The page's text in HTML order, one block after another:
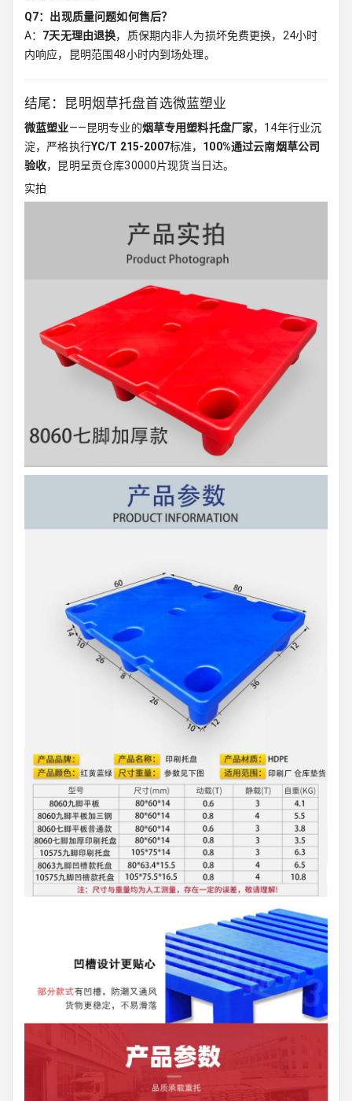
Q7：出现质量问题如何售后？
A： 7天无理由退换，质保期内非人为损坏免费更换，24小时
内响应，昆明范围48小时内到场处理。
结尾：昆明烟草托盘首选微蓝塑业
微蓝塑业——昆明专业的烟草专用塑料托盘厂家，14年行业沉
淀，严格执行YC/T 215-2007标准， 100%通过云南烟草公司
验收，昆明呈贡仓库30000片现货当日达。
实拍